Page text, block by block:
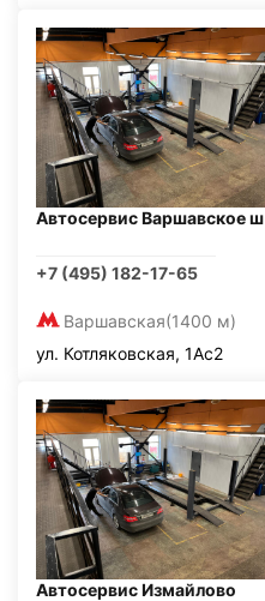
Автосервис Варшавское ш
+7 (495) 182-17-65
Варшавская(1400 м)
ул. Котляковская, 1Ас2
Автосервис Измайлово